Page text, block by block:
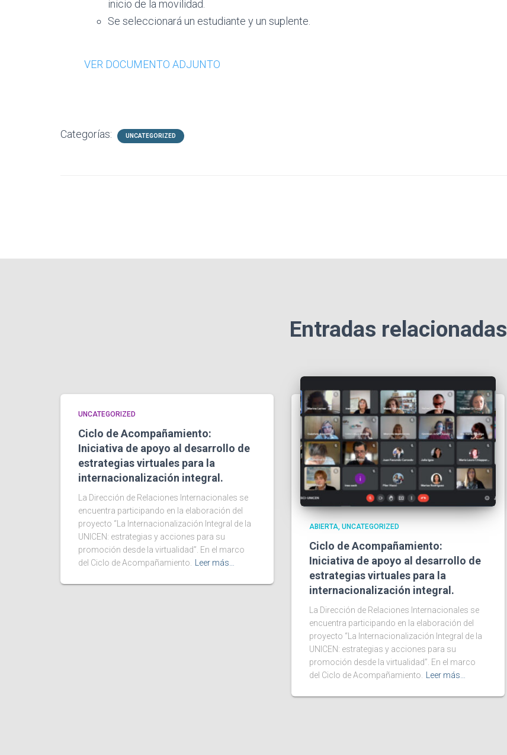
inicio de la movilidad.
Se seleccionará un estudiante y un suplente.
VER DOCUMENTO ADJUNTO
Categorías: UNCATEGORIZED
Entradas relacionadas
UNCATEGORIZED
Ciclo de Acompañamiento:
Iniciativa de apoyo al desarrollo de
estrategias virtuales para la
internacionalización integral.
La Dirección de Relaciones Internacionales se
encuentra participando en la elaboración del
proyecto “La Internacionalización Integral de la
UNICEN: estrategias y acciones para su
promoción desde la virtualidad”. En el marco
del Ciclo de Acompañamiento.
Leer más…
ABIERTA UNCATEGORIZED
Ciclo de Acompañamiento:
Iniciativa de apoyo al desarrollo de
estrategias virtuales para la
internacionalización integral.
La Dirección de Relaciones Internacionales se
encuentra participando en la elaboración del
proyecto “La Internacionalización Integral de la
UNICEN: estrategias y acciones para su
promoción desde la virtualidad”. En el marco
del Ciclo de Acompañamiento.
Leer más…